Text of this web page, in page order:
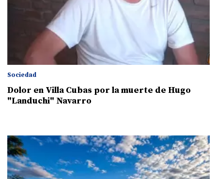
Sociedad
Dolor en Villa Cubas por la muerte de Hugo
"Landuchi" Navarro